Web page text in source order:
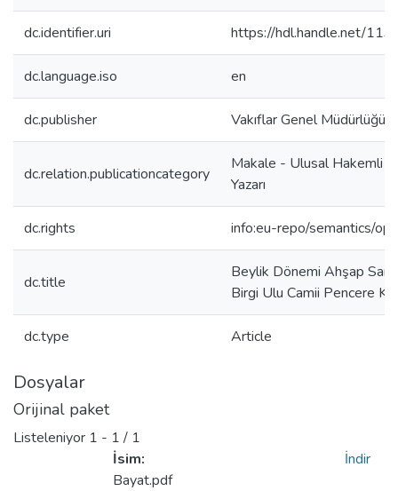
dc.identifier.uri https://hdl.handle.net/
dc.language.iso en
dc.publisher Vakıflar Genel Müdürlüğü
dc.relation.publicationcategory
Makale - Ulusal Hakemli
Yazarı
dc.rights info:eu-repo/semantics/
dc.title
Beylik Dönemi Ahşap
Birgi Ulu Camii Pencere
dc.type Article
Dosyalar
Orijinal paket
Listeleniyor 1 - 1 / 1
İsim:
Bayat.pdf
İndir